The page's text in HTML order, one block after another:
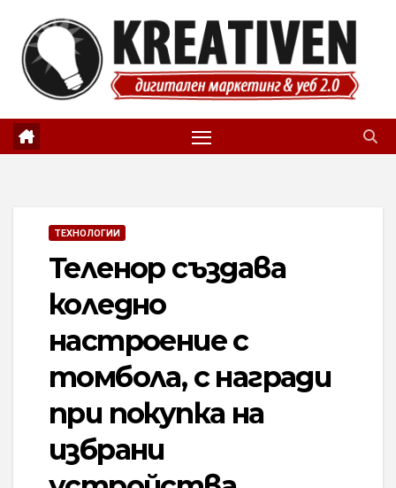
content
ТЕХНОЛОГИИ
Теленор създава
коледно
настроение с
томбола, с награди
при покупка на
избрани